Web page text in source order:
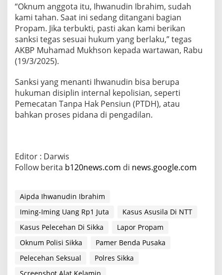
“Oknum anggota itu, Ihwanudin Ibrahim, sudah
kami tahan. Saat ini sedang ditangani bagian
Propam. Jika terbukti, pasti akan kami berikan
sanksi tegas sesuai hukum yang berlaku,” tegas
AKBP Muhamad Mukhson kepada wartawan, Rabu
(19/3/2025).
Sanksi yang menanti Ihwanudin bisa berupa
hukuman disiplin internal kepolisian, seperti
Pemecatan Tanpa Hak Pensiun (PTDH), atau
bahkan proses pidana di pengadilan.
Editor : Darwis
Follow berita b120news.com di news.google.com
Aipda Ihwanudin Ibrahim
Iming-Iming Uang Rp1 Juta
Kasus Asusila Di NTT
Kasus Pelecehan Di Sikka
Lapor Propam
Oknum Polisi Sikka
Pamer Benda Pusaka
Pelecehan Seksual
Polres Sikka